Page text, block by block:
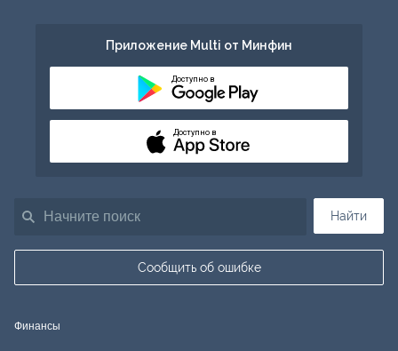
Найти
Сообщить об ошибке
Приложение Multi от Минфин
Доступно в
Доступно в
Финансы